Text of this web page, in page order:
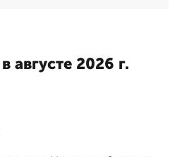
августе 2026 г.